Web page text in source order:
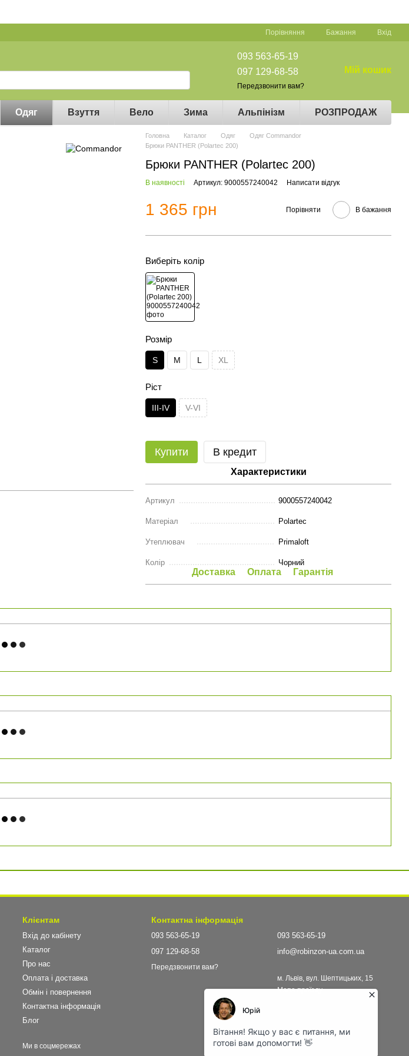
Порівняння Бажання Вхід
093 563-65-19
097 129-68-58
Передзвонити вам?
Мій кошик
Одяг Взуття Вело Зима Альпінізм РОЗПРОДАЖ
Головна Каталог Одяг
Одяг Commandor
Брюки PANTHER (Polartec 200)
Брюки PANTHER (Polartec 200)
В наявності Артикул: 9000557240042 Написати відгук
1 365 грн Порівняти В бажання
Виберіть колір
Розмір
S M L XL
Ріст
III-IV V-VI
Купити В кредит
Характеристики
Артикул 9000557240042
Матеріал Polartec
Утеплювач Primaloft
Колір Чорний
Доставка Оплата Гарантія
Клієнтам
Вхід до кабінету
Каталог
Про нас
Оплата і доставка
Обмін і повернення
Контактна інформація
Блог
Ми в соцмережах
Контактна інформація
093 563-65-19
097 129-68-58
Передзвонити вам?
093 563-65-19
info@robinzon-ua.com.ua
м. Львів, вул. Шептицьких, 15
Мапа проїзду